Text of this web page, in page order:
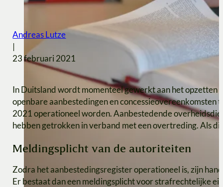
Andreas Lutze
23 februari 2021
In Duitsland wordt momenteel gewerkt aan het opzetten
openbare aanbestedingen en
2021 operationeel worden. Aanbestedende
hebben getrokken in verband met een overtreding. Als
Meldingsplicht van de autoriteiten
Zodra het aanbestedingsregister operationeel is, zijn
Er bestaat dan een meldingsplicht voor strafrechtelijke